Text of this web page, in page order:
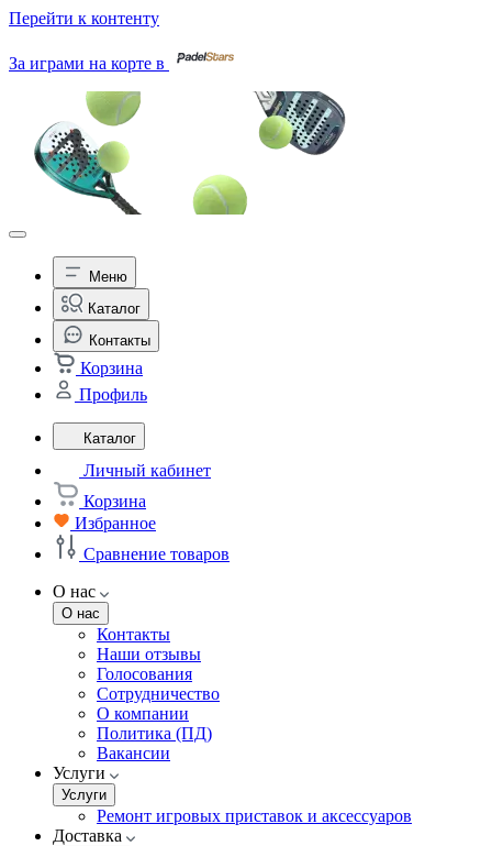
Перейти к контенту
За играми на корте в
Меню
Каталог
Контакты
Корзина
Профиль
Каталог
Личный кабинет
Корзина
Избранное
Сравнение товаров
О нас
О нас
Контакты
Наши отзывы
Голосования
Сотрудничество
О компании
Политика (ПД)
Вакансии
Услуги
Услуги
Ремонт игровых приставок и аксессуаров
Доставка